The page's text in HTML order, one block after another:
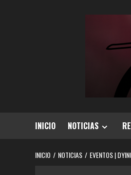
INICIO NOTICIAS
INICIO NOTICIAS EVENTOS |